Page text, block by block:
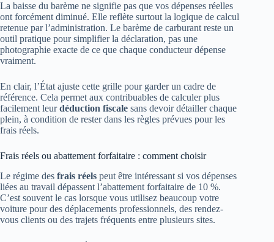
La baisse du barème ne signifie pas que vos dépenses réelles
ont forcément diminué. Elle reflète surtout la logique de calcul
retenue par l’administration. Le barème de carburant reste un
outil pratique pour simplifier la déclaration, pas une
photographie exacte de ce que chaque conducteur dépense
vraiment.
En clair, l’État ajuste cette grille pour garder un cadre de
référence. Cela permet aux contribuables de calculer plus
facilement leurdéduction fiscale sans devoir détailler chaque
plein, à condition de rester dans les règles prévues pour les
frais réels.
Frais réels ou abattement forfaitaire : comment choisir
Le régime des frais réels peut être intéressant si vos dépenses
liées au travail dépassent l’abattement forfaitaire de 10 %.
C’est souvent le cas lorsque vous utilisez beaucoup votre
voiture pour des déplacements professionnels, des rendez-
vous clients ou des trajets fréquents entre plusieurs sites.